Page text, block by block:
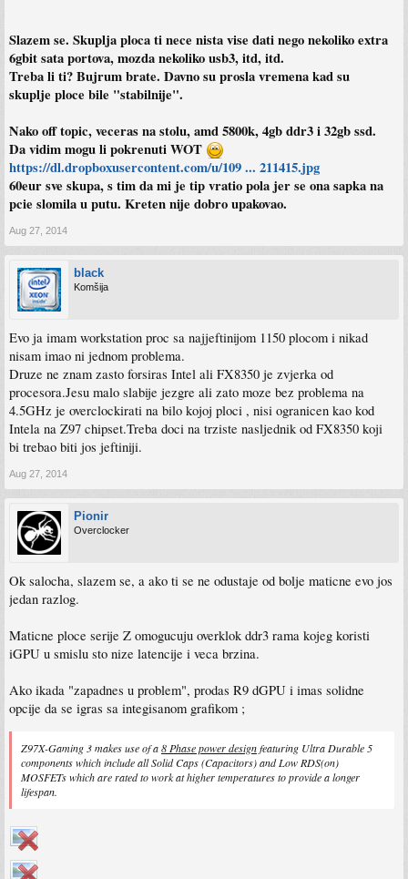
Ta bolja maticna ploca ti ne znaci nista, Z97 ima samo opciju overclocka
procesora sto ti svakako ne mozes raditi na i5 4460 jer je taj procesor zakljucan,
Zato ona Gigabyte GA-P85-D3 ploca je pravi izbor.
Slazem se. Skuplja ploca ti nece nista vise dati nego nekoliko extra
6gbit sata portova, mozda nekoliko usb3, itd, itd.
Treba li ti? Bujrum brate. Davno su prosla vremena kad su
skuplje ploce bile "stabilnije".
Nako off topic, veceras na stolu, amd 5800k, 4gb ddr3 i 32gb ssd.
Da vidim mogu li pokrenuti WOT
https://dl.dropboxusercontent.com/u/109 ... 211415.jpg
60eur sve skupa, s tim da mi je tip vratio pola jer se ona sapka na
pcie slomila u putu. Kreten nije dobro upakovao.
Aug 27, 2014
black
Komšija
Evo ja imam workstation proc sa najjeftinijom 1150 plocom i nikad
nisam imao ni jednom problema.
Druze ne znam zasto forsiras Intel ali FX8350 je zvjerka od
procesora.Jesu malo slabije jezgre ali zato moze bez problema na
4.5GHz je overclockirati na bilo kojoj ploci , nisi ogranicen kao kod
Intela na Z97 chipset.Treba doci na trziste nasljednik od FX8350 koji
bi trebao biti jos jeftiniji.
Aug 27, 2014
Pionir
Overclocker
Ok salocha, slazem se, a ako ti se ne odustaje od bolje maticne evo jos
jedan razlog.
Maticne ploce serije Z omogucuju overklok ddr3 rama kojeg koristi
iGPU u smislu sto nize latencije i veca brzina.
Ako ikada "zapadnes u problem", prodas R9 dGPU i imas solidne
opcije da se igras sa integisanom grafikom ;
Z97X-Gaming 3 makes use of a8 Phase power designfeaturing Ultra Durable 5
components which include all Solid Caps (Capacitors) and Low RDS(on)
MOSFETs which are rated to work at higher temperatures to provide a longer
lifespan.